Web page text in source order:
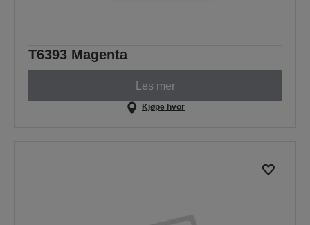
T6393 Magenta
Les mer
Kjøpe hvor